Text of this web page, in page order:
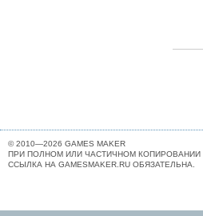
© 2010—2026 GAMES MAKER
ПРИ ПОЛНОМ ИЛИ ЧАСТИЧНОМ
ССЫЛКА НА GAMESMAKER.RU ОБЯЗАТЕЛЬНА.